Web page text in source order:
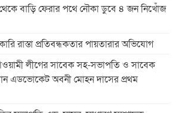
থেকে বাড়ি ফেরার পথে নৌকা ডুবে ৪ জন নিখোঁজ
রাস্তা প্রতিবন্ধকতার পায়তারার অভিযোগ
লীগের সাবেক সহ-সভাপতি ও সাবেক
এডভোকেট অবনী মোহন দাসের প্রথম